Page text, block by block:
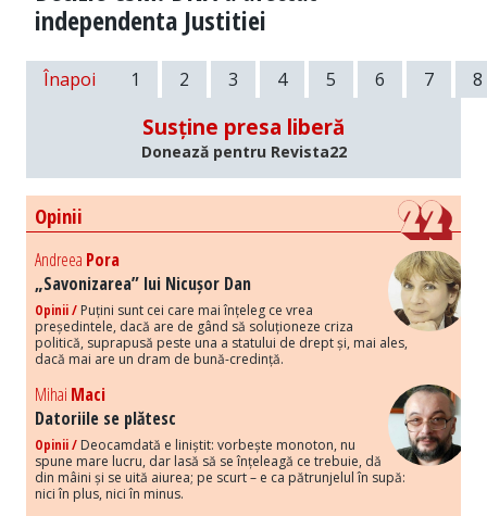
independenta Justitiei
Înapoi 1 2 3 4 5 6 7 8
Susține presa liberă
Donează pentru Revista22
Opinii
Andreea Pora
„Savonizarea” lui Nicușor Dan
Opinii / Puțini sunt cei care mai înțeleg ce vrea
președintele, dacă are de gând să soluționeze criza
politică, suprapusă peste una a statului de drept și, mai ales,
dacă mai are un dram de bună-credință.
Mihai Maci
Datoriile se plătesc
Opinii / Deocamdată e liniștit: vorbește monoton, nu
spune mare lucru, dar lasă să se înțeleagă ce trebuie, dă
din mâini și se uită aiurea; pe scurt – e ca pătrunjelul în supă:
nici în plus, nici în minus.